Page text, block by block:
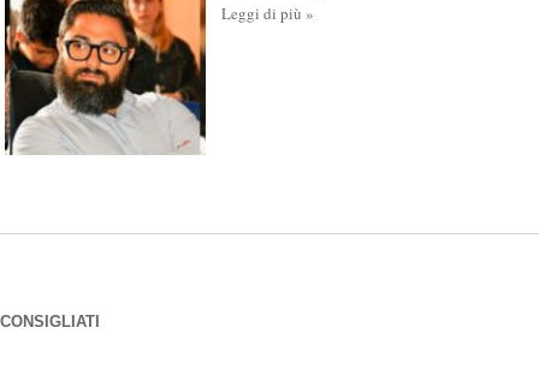
Leggi di più »
CONSIGLIATI